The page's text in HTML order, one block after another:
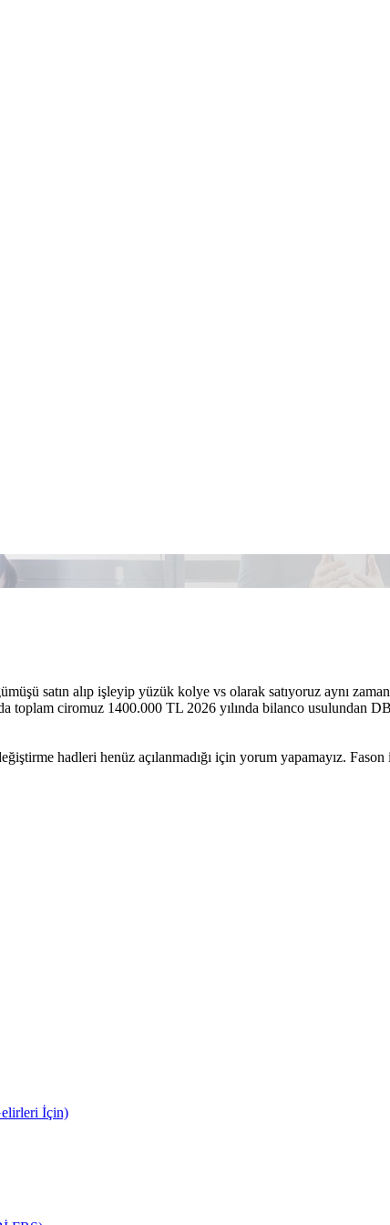
satın alıp işleyip yüzük kolye vs olarak satıyoruz aynı
toplam ciromuz 1400.000 TL 2026 yılında bilanco usulundan
hadleri henüz açılanmadığı için yorum yapamayız.
İçin)